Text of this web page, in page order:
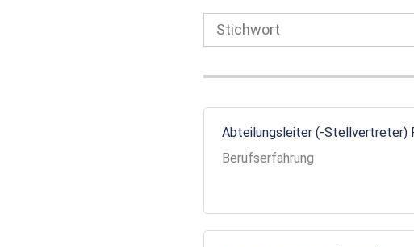
Abteilungsleiter (-Stellvertreter)
Berufserfahrung